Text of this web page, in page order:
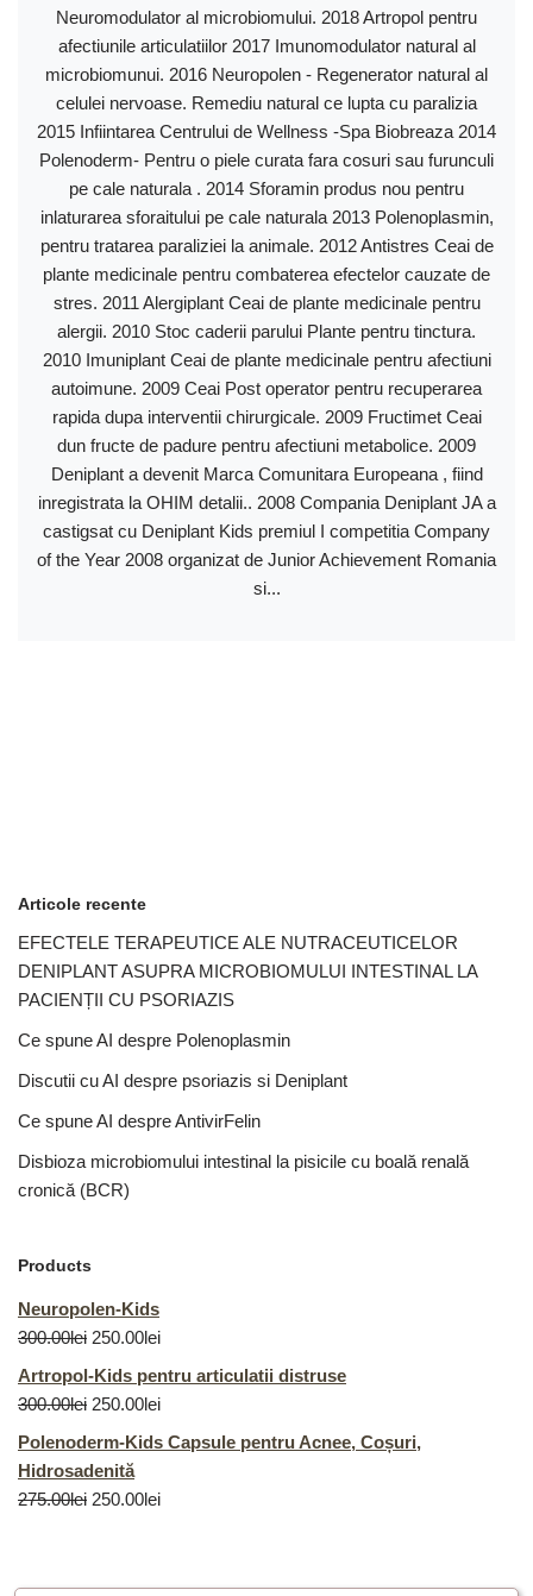
Neuromodulator al microbiomului. 2018 Artropol pentru
afectiunile articulatiilor 2017 Imunomodulator natural al
microbiomunui. 2016 Neuropolen - Regenerator natural al
celulei nervoase. Remediu natural ce lupta cu paralizia
2015 Infiintarea Centrului de Wellness -Spa Biobreaza 2014
Polenoderm- Pentru o piele curata fara cosuri sau furunculi
pe cale naturala . 2014 Sforamin produs nou pentru
inlaturarea sforaitului pe cale naturala 2013 Polenoplasmin,
pentru tratarea paraliziei la animale. 2012 Antistres Ceai de
plante medicinale pentru combaterea efectelor cauzate de
stres. 2011 Alergiplant Ceai de plante medicinale pentru
alergii. 2010 Stoc caderii parului Plante pentru tinctura.
2010 Imuniplant Ceai de plante medicinale pentru afectiuni
autoimune. 2009 Ceai Post operator pentru recuperarea
rapida dupa interventii chirurgicale. 2009 Fructimet Ceai
dun fructe de padure pentru afectiuni metabolice. 2009
Deniplant a devenit Marca Comunitara Europeana , fiind
inregistrata la OHIM detalii.. 2008 Compania Deniplant JA a
castigsat cu Deniplant Kids premiul I competitia Company
of the Year 2008 organizat de Junior Achievement Romania
si...
Articole recente
EFECTELE TERAPEUTICE ALE NUTRACEUTICELOR
DENIPLANT ASUPRA MICROBIOMULUI INTESTINAL LA
PACIENȚII CU PSORIAZIS
Ce spune AI despre Polenoplasmin
Discutii cu AI despre psoriazis si Deniplant
Ce spune AI despre AntivirFelin
Disbioza microbiomului intestinal la pisicile cu boală renală
cronică (BCR)
Products
Neuropolen-Kids
300.00lei 250.00lei
Artropol-Kids pentru articulatii distruse
300.00lei 250.00lei
Polenoderm-Kids Capsule pentru Acnee, Coșuri,
Hidrosadenită
275.00lei 250.00lei